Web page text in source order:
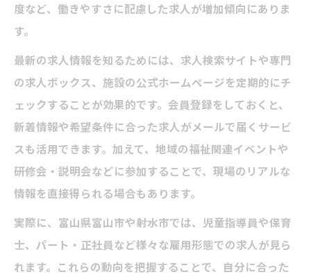
資格支援制度を活用する求人の探し方
放課後等デイサービス求人で活きるスキル
とは
資格がキャリアアップに繋がる理由
働くなら社会保険完備が安心できる理由
放課後等デイサービス求人で社会保険完備
を重視すべき理由
度など、働きやすさに配慮した求人が増加傾向にありま
す。
最新の求人情報を知るためには、求人検索サイトや専門
の求人ボックス、施設の公式ホームページを定期的にチ
ェックすることが効果的です。会員登録をしておくと、
新着情報や希望条件に合った求人がメールで届くサービ
スも活用できます。加えて、地域の福祉関連イベントや
研修会・説明会などに参加することで、現場のリアルな
情報を直接得られる場合もあります。
実際に、富山県富山市や射水市では、児童指導員や保育
士、パート・正社員など様々な雇用形態での求人が見ら
れます。これらの動向を把握することで、自分に合った